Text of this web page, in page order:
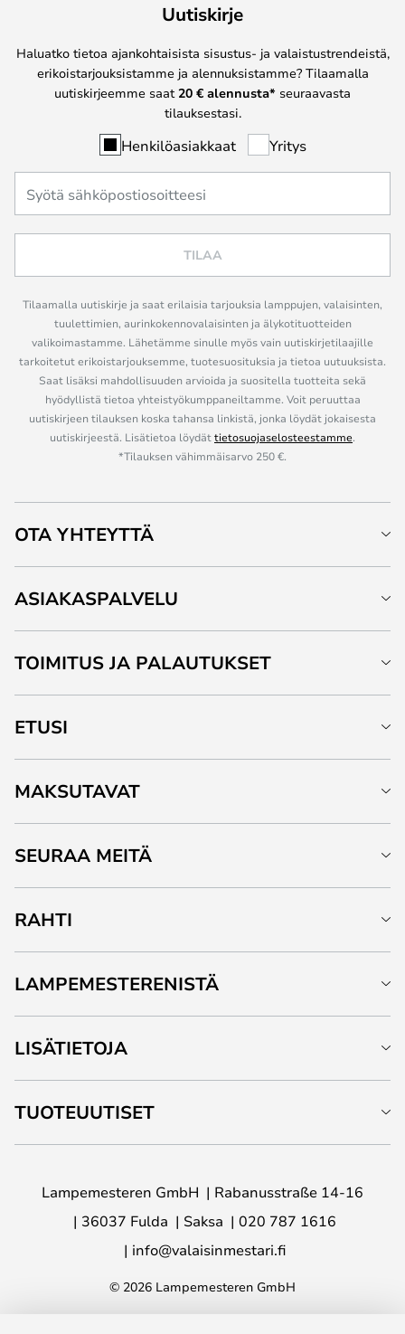
Uutiskirje
Haluatko tietoa ajankohtaisista sisustus- ja valaistustrendeistä,
erikoistarjouksistamme ja alennuksistamme? Tilaamalla
uutiskirjeemme saat 20 € alennusta* seuraavasta
tilauksestasi.
Henkilöasiakkaat Yritys
TILAA
Tilaamalla uutiskirje ja saat erilaisia tarjouksia lamppujen, valaisinten,
tuulettimien, aurinkokennovalaisinten ja älykotituotteiden
valikoimastamme. Lähetämme sinulle myös vain uutiskirjetilaajille
tarkoitetut erikoistarjouksemme, tuotesuosituksia ja tietoa uutuuksista.
Saat lisäksi mahdollisuuden arvioida ja suositella tuotteita sekä
hyödyllistä tietoa yhteistyökumppaneiltamme. Voit peruuttaa
uutiskirjeen tilauksen koska tahansa linkistä, jonka löydät jokaisesta
uutiskirjeestä. Lisätietoa löydättietosuojaselosteestamme.
*Tilauksen vähimmäisarvo 250 €.
OTA YHTEYTTÄ
ASIAKASPALVELU
TOIMITUS JA PALAUTUKSET
ETUSI
MAKSUTAVAT
SEURAA MEITÄ
RAHTI
LAMPEMESTERENISTÄ
LISÄTIETOJA
TUOTEUUTISET
Lampemesteren GmbH
Rabanusstraße 14-16
36037 Fulda
Saksa
020 787 1616
info@valaisinmestari.fi
© 2026 Lampemesteren GmbH